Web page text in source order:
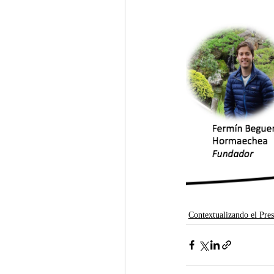
Contextualizando el